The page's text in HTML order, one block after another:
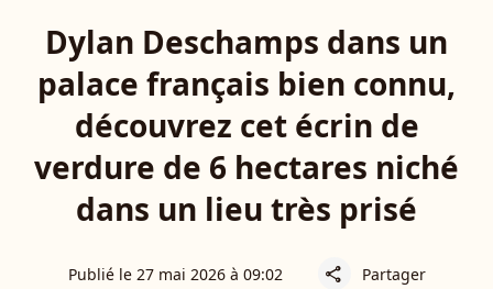
Dylan Deschamps dans un
palace français bien connu,
découvrez cet écrin de
verdure de 6 hectares niché
dans un lieu très prisé
Publié le 27 mai 2026 à 09:02 share Partager